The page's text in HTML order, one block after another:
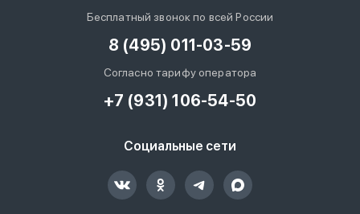
Бесплатный звонок по всей России
8 (495) 011-03-59
Согласно тарифу оператора
+7 (931) 106-54-50
Социальные сети